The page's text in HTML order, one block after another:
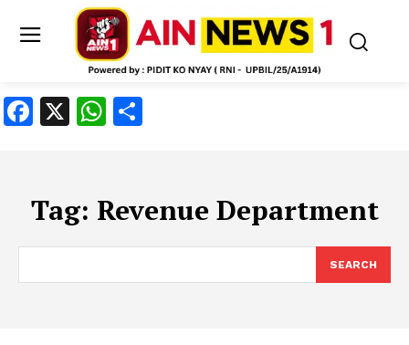
Facebook
X WhatsApp
Tag: Revenue Department
SEARCH